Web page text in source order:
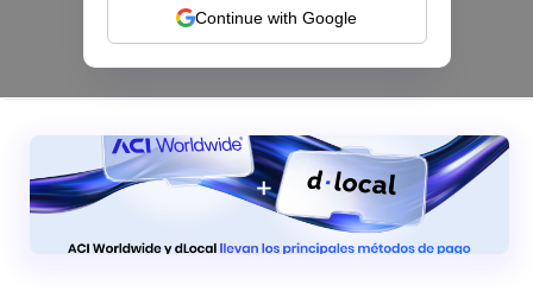
Continue with Google
August6